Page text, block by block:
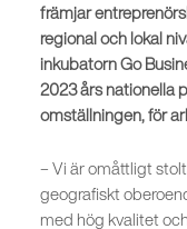
främjar
regional och lokal
inkubatorn Go
2023 års nationella
omställningen, för
– Vi är omåttligt
geografiskt
med hög kvalitet